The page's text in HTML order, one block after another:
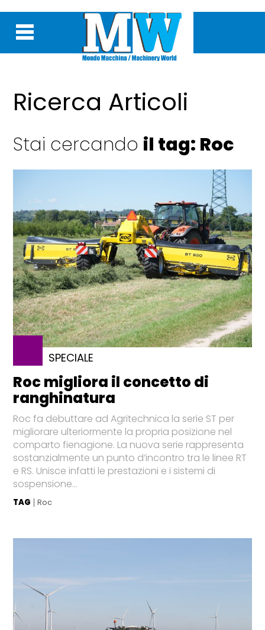
Ricerca Articoli
Stai cercando il tag: Roc
SPECIALE
Roc migliora il concetto di
ranghinatura
Roc fa debuttare ad Agritechnica la serie ST per
migliorare ulteriormente la propria posizione nel
comparto fienagione. La nuova serie rappresenta
sostanzialmente un punto d’incontro tra le linee RT
e RS. Unisce infatti le prestazioni e i sistemi di
sospensione...
TAG Roc